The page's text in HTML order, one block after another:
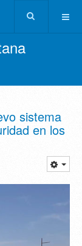
sistema
en los